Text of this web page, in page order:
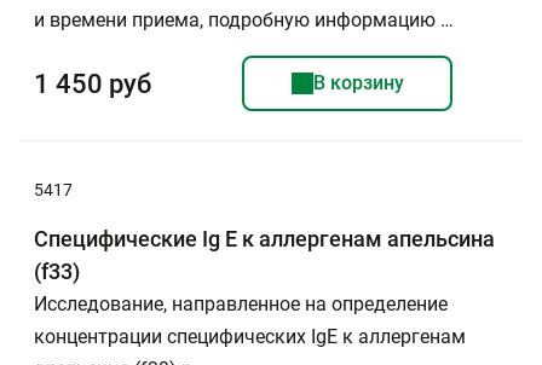
и времени приема, подробную информацию …
1 450 руб В корзину
5417
Специфические Ig E к аллергенам апельсина
(f33)
Исследование, направленное на определение
концентрации специфических IgE к аллергенам